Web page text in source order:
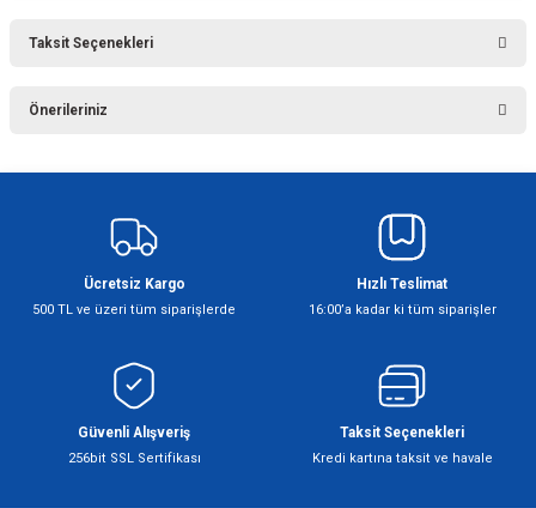
Taksit Seçenekleri
Önerileriniz
Görüş ve önerileriniz için teşekkür ederiz.
Ürün resmi kalitesiz, bozuk veya görüntülenemiyor.
Ürün bilgilerinde hatalar bulunuyor.
Ürün fiyatı diğer sitelerden daha pahalı.
Bu ürüne benzer farklı alternatifler olmalı.
Ücretsiz Kargo
500 TL ve üzeri tüm siparişlerde
Hızlı Teslimat
16:00’a kadar ki tüm siparişler
Güvenli Alışveriş
256bit SSL Sertifikası
Taksit Seçenekleri
Kredi kartına taksit ve havale